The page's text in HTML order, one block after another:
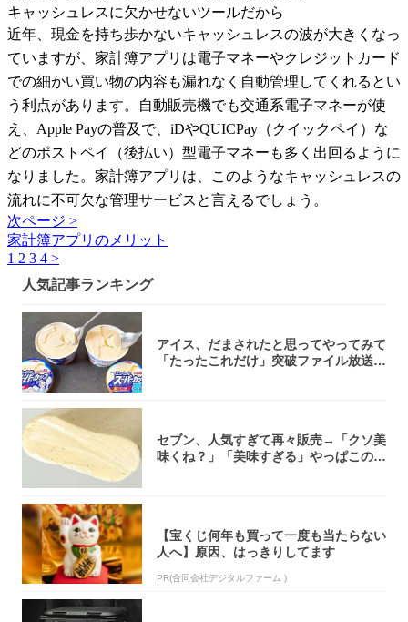
キャッシュレスに欠かせないツールだから
近年、現金を持ち歩かないキャッシュレスの波が大きくなっ
ていますが、家計簿アプリは電子マネーやクレジットカード
での細かい買い物の内容も漏れなく自動管理してくれるとい
う利点があります。自動販売機でも交通系電子マネーが使
え、Apple Payの普及で、iDやQUICPay（クイックペイ）な
どのポストペイ（後払い）型電子マネーも多く出回るように
なりました。家計簿アプリは、このようなキャッシュレスの
流れに不可欠な管理サービスと言えるでしょう。
次ページ >
家計簿アプリのメリット
1 2 3 4 >
人気記事ランキング
アイス、だまされたと思ってやってみて
「たったこれだけ」突破ファイル放送で
セブン、人気すぎて再々販売→「クソ美
味くね？」「美味すぎる」やっぱこのク
【宝くじ何年も買って一度も当たらない
人へ】原因、はっきりしてます
PR(合同会社デジタルファーム )